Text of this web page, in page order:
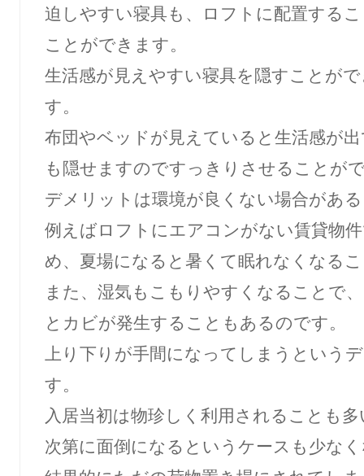
迫しやすい寝具も、ロフトに配置する
ことができます。
生活感が見えやすい寝具を隠すことが
す。
布団やベッドが見えていると生活感が
も隠せますのですっきりさせることが
デメリットは環境が良くない場合があ
例えばロフトにエアコンがない賃貸物
め、夏場になると暑くて眠れなくなる
また、湿気もこもりやすくなることで
とカビが発生することもあるのです。
上り下りが手間になってしまうという
す。
入居当初は物珍しく利用されることも
次第に面倒になるというケースも少な